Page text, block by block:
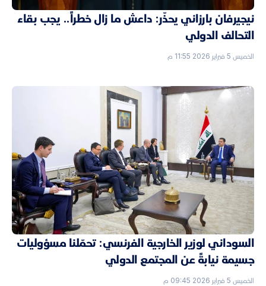
نيجيرفان بارزاني يحذّر: داعش ما زال خطراً.. يجب بقاء
التحالف الدولي
الخميس 5 فبراير 2026 11:55 م
السوداني لوزير الخارجية الفرنسي: تحمّلنا مسؤوليات
جسيمة نيابةً عن المجتمع الدولي
الخميس 5 فبراير 2026 09:45 م